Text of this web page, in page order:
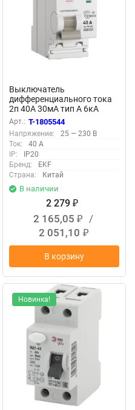
Выключатель
дифференциального тока
2п 40А 30мА тип A 6кА
ВД-100N электромех.
PROxima EKF E1026MA4030
Арт.: T-1805544
Напряжение:
25 — 230 В
Ток:
40 А
IP:
IP20
Бренд:
EKF
Страна:
Китай
В наличии
2 279 ₽
2 165,05 ₽
/
2 051,10 ₽
В корзину
Новинка!